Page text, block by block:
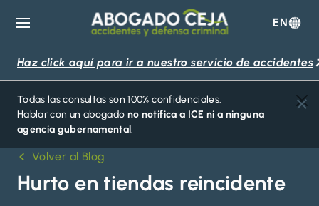
Abogado
Ceja
EN
Haz click aquí para ir a nuestro servicio de accidentes
Todas las consultas son 100% confidenciales.
Hablar con un abogado no notifica a ICE ni a ninguna
agencia gubernamental.
Volver al Blog
Hurto en tiendas reincidente